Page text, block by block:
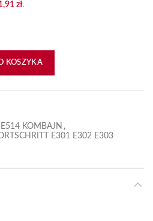
zł.
KOSZYKA
E514 KOMBAJN ,
E301 E302 E303